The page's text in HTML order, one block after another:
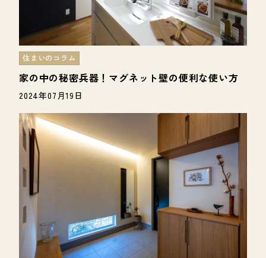
家の中の秘密兵器！マグネット壁の便利な使い方
住まいのコラム
2024年07月19日